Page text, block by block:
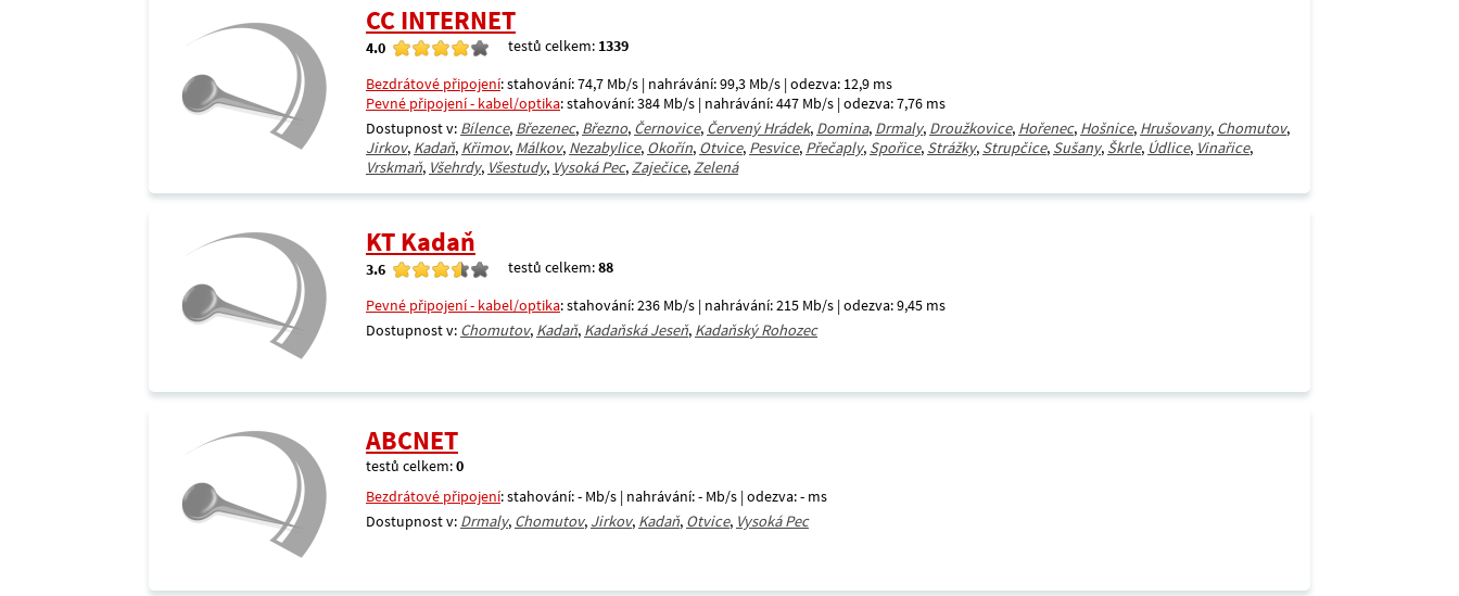
CC INTERNET
4.0 testů celkem: 1339
Bezdrátové připojení: stahování: 74,7 Mb/s | nahrávání: 99,3 Mb/s | odezva: 12,9 ms
Pevné připojení - kabel/optika: stahování: 384 Mb/s | nahrávání: 447 Mb/s | odezva: 7,76 ms
Dostupnost v: Bílence, Březenec, Březno, Černovice, Červený Hrádek, Domina, Drmaly, Droužkovice, Hořenec, Hošnice, Hrušovany, Chomutov,
Jirkov, Kadaň, Křimov, Málkov, Nezabylice, Okořín, Otvice, Pesvice, Přečaply, Spořice, Strážky, Strupčice, Sušany, Škrle, Údlice, Vinařice,
Vrskmaň, Všehrdy, Všestudy, Vysoká Pec,Zaječice,Zelená
KT Kadaň
3.6 testů celkem:88
Pevné připojení - kabel/optika: stahování: 236 Mb/s | nahrávání: 215 Mb/s | odezva: 9,45 ms
Dostupnost v: Chomutov, Kadaň, Kadaňská Jeseň, Kadaňský Rohozec
ABCNET
testů celkem:0
Bezdrátové připojení: stahování: - Mb/s | nahrávání: - Mb/s | odezva: - ms
Dostupnost v: Drmaly, Chomutov, Jirkov, Kadaň, Otvice, Vysoká Pec